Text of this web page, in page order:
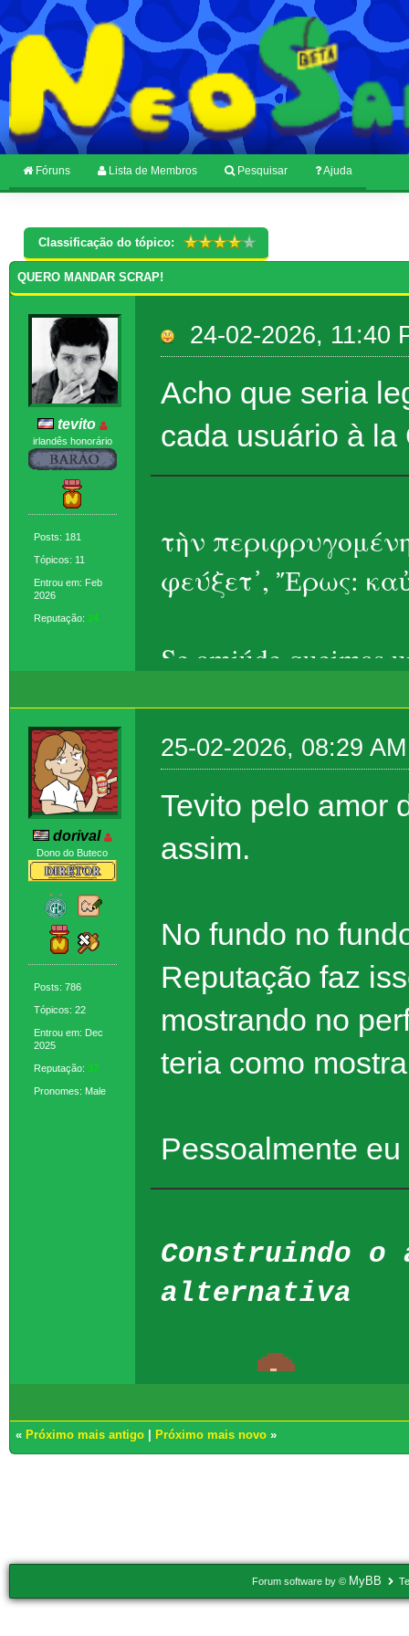
Fóruns Lista de Membros Pesquisar Ajuda
Classificação do tópico:
QUERO MANDAR SCRAP!
tevito
irlandês honorário
Posts: 181
Tópicos: 11
Entrou em: Feb
2026
Reputação: 24
24-02-2026, 11:40
Acho que seria
cada usuário à la
τὴν
φεύξετ᾽, Ἔρως:
Se amiúde queimas
Eros, ela foge –
dorival
Dono do Buteco
Posts: 786
Tópicos: 22
Entrou em: Dec
2025
Reputação: 37
Pronomes: Male
25-02-2026, 08:29 AM
Tevito pelo amor
assim.
No fundo no
Reputação faz
mostrando no
teria como
Pessoalmente
Construindo o
alternativa
« Próximo mais antigo Próximo mais novo »
Forum software by © MyBB